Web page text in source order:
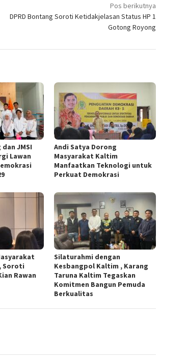
Pos berikutnya
DPRD Bontang Soroti Ketidakjelasan Status HP 1
Gotong Royong
JMSI
Lawan
Andi Satya Dorong
Masyarakat Kaltim
Manfaatkan Teknologi untuk
Perkuat Demokrasi
Soroti
Rawan
Silaturahmi dengan
Kesbangpol Kaltim , Karang
Taruna Kaltim Tegaskan
Komitmen Bangun Pemuda
Berkualitas